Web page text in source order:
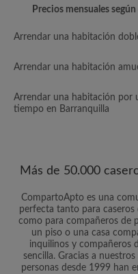
Precios mensuales
Arrendar una habitación
Arrendar una habitación
Arrendar una habitación por
tiempo en Barranquilla
Más de 50.000
CompartoApto es una
perfecta tanto para
como para compañeros de
un piso o una casa
inquilinos y compañeros
sencilla. Gracias a
personas desde 1999 han